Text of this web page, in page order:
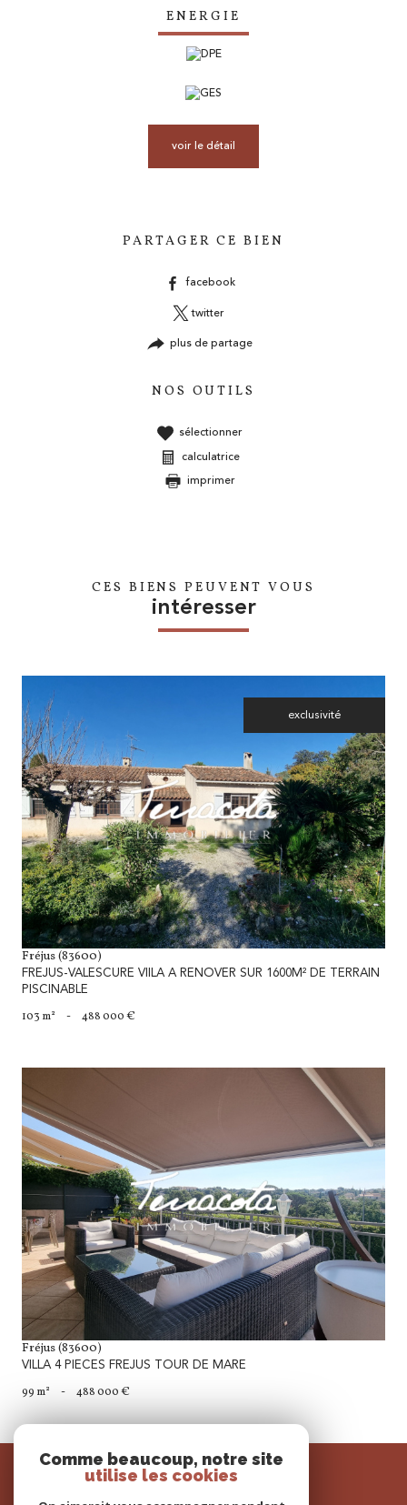
ENERGIE
voir le détail
PARTAGER CE BIEN
facebook
twitter
plus de partage
NOS OUTILS
sélectionner
calculatrice
imprimer
CES BIENS PEUVENT VOUS
intéresser
exclusivité
voir le bien
Fréjus (83600)
FREJUS-VALESCURE VIILA A RENOVER SUR 1600M² DE TERRAIN
PISCINABLE
103 m² - 488 000 €
voir le bien
Fréjus (83600)
VILLA 4 PIECES FREJUS TOUR DE MARE
99 m² - 488 000 €
SE
connecter
Comme beaucoup, notre site
utilise les cookies